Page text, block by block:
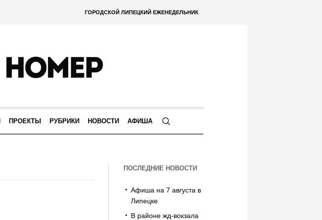
ГОРОДСКОЙ ЛИПЕЦКИЙ ЕЖЕНЕДЕЛЬНИК
ПРОЕКТЫ РУБРИКИ НОВОСТИ АФИША
ПОСЛЕДНИЕ НОВОСТИ
Афиша на 7 августа в
Липецке
В районе жд-вокзала